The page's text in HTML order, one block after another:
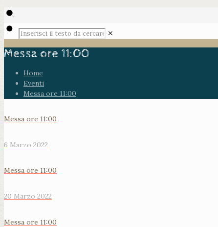
✕
Messa ore 11:00
Home
Eventi
Messa ore 11:00
Messa ore 11:00
6 Marzo 2022
Messa ore 11:00
20 Marzo 2022
Messa ore 11:00